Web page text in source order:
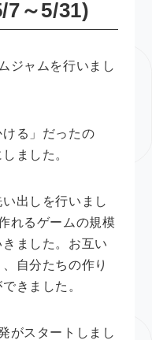
～5/31)
ジャムを行いまし
る」だったの
ました。
出しを行いまし
れるゲームの規模
ました。お互い
自分たちの作り
きました。
がスタートしまし